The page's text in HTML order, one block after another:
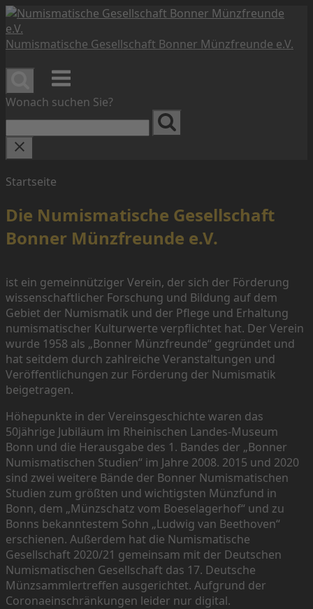
Skip
to
content
Numismatische Gesellschaft Bonner Münzfreunde e.V.
Menu
Wonach suchen Sie?
Startseite
Die Numismatische Gesellschaft
Bonner Münzfreunde e.V.
ist ein gemeinnütziger Verein, der sich der Förderung
wissenschaftlicher Forschung und Bildung auf dem
Gebiet der Numismatik und der Pflege und Erhaltung
numismatischer Kulturwerte verpflichtet hat. Der Verein
wurde 1958 als „Bonner Münzfreunde“ gegründet und
hat seitdem durch zahlreiche Veranstaltungen und
Veröffentlichungen zur Förderung der Numismatik
beigetragen.
Höhepunkte in der Vereinsgeschichte waren das
50jährige Jubiläum im Rheinischen Landes-Museum
Bonn und die Herausgabe des 1. Bandes der „Bonner
Numismatischen Studien“ im Jahre 2008. 2015 und 2020
sind zwei weitere Bände der Bonner Numismatischen
Studien zum größten und wichtigsten Münzfund in
Bonn, dem „Münzschatz vom Boeselagerhof“ und zu
Bonns bekanntestem Sohn „Ludwig van Beethoven“
erschienen. Außerdem hat die Numismatische
Gesellschaft 2020/21 gemeinsam mit der Deutschen
Numismatischen Gesellschaft das 17. Deutsche
Münzsammlertreffen ausgerichtet. Aufgrund der
Coronaeinschränkungen leider nur digital.